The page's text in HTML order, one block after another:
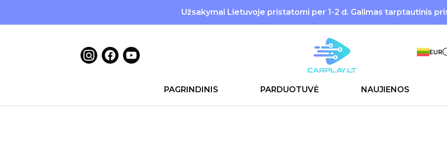
Užsakymai Lietuvoje pristatomi per 1-2 d. Galimas tarptautinis
EUR
PAGRINDINIS PARDUOTUVĖ NAUJIENOS